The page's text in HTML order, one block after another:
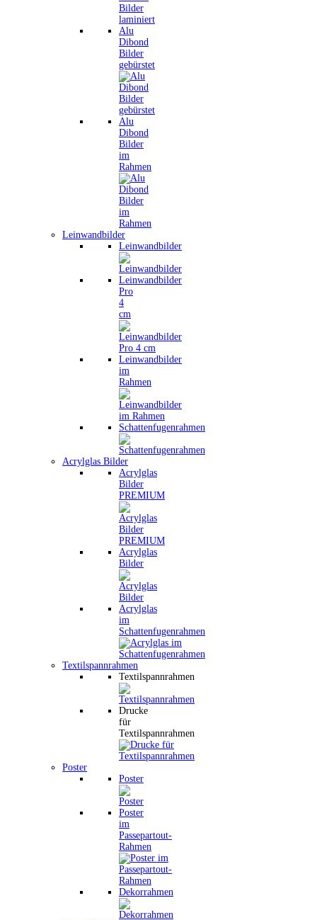
Alu
Dibond
Bilder
gebürstet
Alu
Dibond
Bilder
im
Rahmen
Leinwandbilder
Leinwandbilder
Leinwandbilder
Pro
4
cm
Leinwandbilder
im
Rahmen
Schattenfugenrahmen
Acrylglas Bilder
Acrylglas
Bilder
PREMIUM
Acrylglas
Bilder
Acrylglas
im
Schattenfugenrahmen
Textilspannrahmen
Textilspannrahmen
Drucke
für
Textilspannrahmen
Poster
Poster
Poster
im
Passepartout-
Rahmen
Dekorrahmen